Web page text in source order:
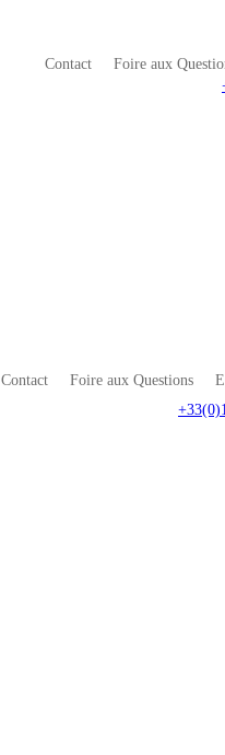
Contact Foire aux
Contact Foire aux Questions